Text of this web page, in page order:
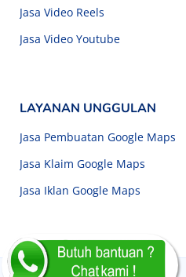
Jasa Video Reels
Jasa Video Youtube
LAYANAN UNGGULAN
Jasa Pembuatan Google Maps
Jasa Klaim Google Maps
Jasa Iklan Google Maps